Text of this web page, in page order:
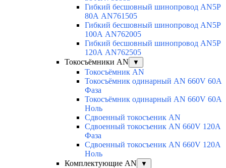
Гибкий бесшовный шинопровод AN5P
80А AN761505
Гибкий бесшовный шинопровод AN5P
100А AN762005
Гибкий бесшовный шинопровод AN5P
120А AN762505
Токосъёмники AN
▼
Токосъёмник AN
Токосъёмник одинарный AN 660V 60A
Фаза
Токосъёмник одинарный AN 660V 60A
Ноль
Сдвоенный токосъеник AN
Сдвоенный токосъеник AN 660V 120A
Фаза
Сдвоенный токосъеник AN 660V 120A
Ноль
Комплектующие AN
▼